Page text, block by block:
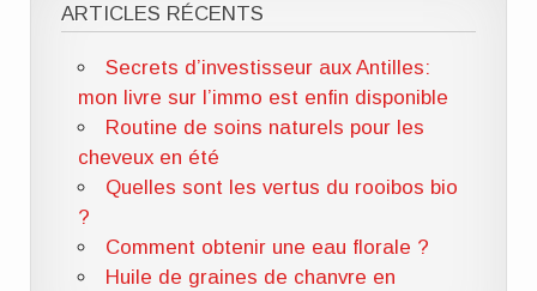
ARTICLES RÉCENTS
Secrets d’investisseur aux Antilles:
mon livre sur l’immo est enfin disponible
Routine de soins naturels pour les
cheveux en été
Quelles sont les vertus du rooibos bio
?
Comment obtenir une eau florale ?
Huile de graines de chanvre en